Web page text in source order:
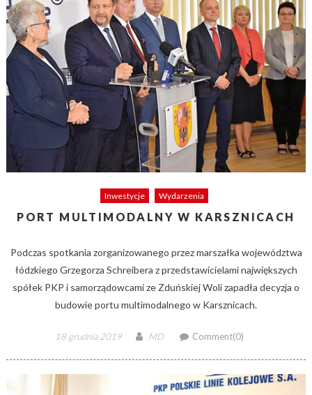
Inwestycje Wydarzenia
PORT MULTIMODALNY W KARSZNICACH
Podczas spotkania zorganizowanego przez marszałka województwa
łódzkiego Grzegorza Schreibera z przedstawicielami największych
spółek PKP i samorządowcami ze Zduńskiej Woli zapadła decyzja o
budowie portu multimodalnego w Karsznicach.
Posted
18 grudnia 2019 Author
MD Comment(0)